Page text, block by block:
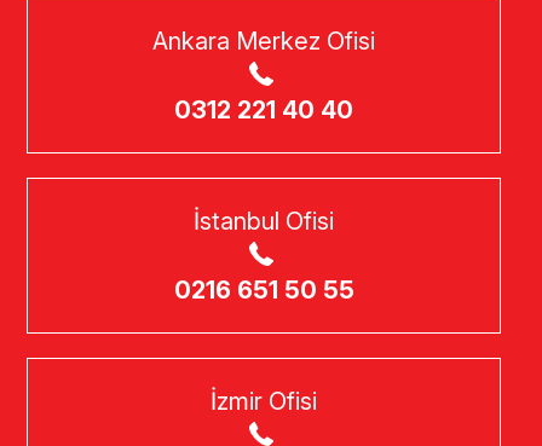
Ankara Merkez Ofisi
0312 221 40 40
İstanbul Ofisi
0216 651 50 55
İzmir Ofisi